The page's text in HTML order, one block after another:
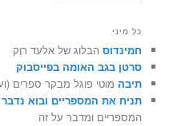
כל מיני
חמינדוס הבלוג של אלעד רוֶק
סרטן בגב האומה בפייסבוק
תיבה מוטי פוגל מבקר ספרים
תניח את המספריים ובוא
המספריים ומדבר על זה